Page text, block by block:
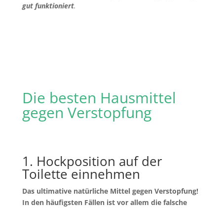
gut funktioniert.
Die besten Hausmittel
gegen Verstopfung
1. Hockposition auf der
Toilette einnehmen
Das ultimative natürliche Mittel gegen Verstopfung!
In den häufigsten Fällen ist vor allem die falsche